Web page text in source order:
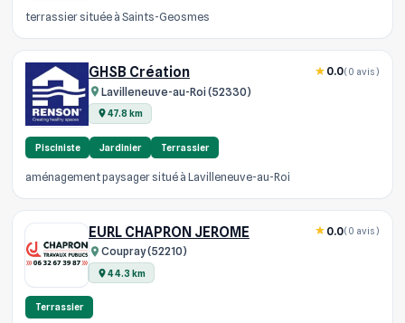
terrassier située à Saints-Geosmes
GHSB Création
Lavilleneuve-au-Roi (52330)
47.8 km
0.0(0 avis)
Pisciniste Jardinier Terrassier
aménagement paysager situé à Lavilleneuve-au-Roi
EURL CHAPRON JEROME
Coupray (52210)
44.3 km
0.0(0 avis)
Terrassier